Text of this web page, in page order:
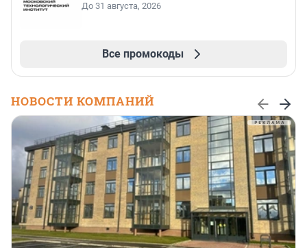
До 31 августа, 2026
Все промокоды
НОВОСТИ КОМПАНИЙ